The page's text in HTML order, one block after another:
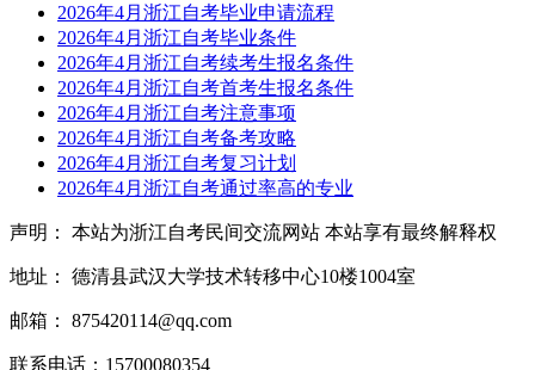
2026年4月浙江自考毕业申请流程
2026年4月浙江自考毕业条件
2026年4月浙江自考续考生报名条件
2026年4月浙江自考首考生报名条件
2026年4月浙江自考注意事项
2026年4月浙江自考备考攻略
2026年4月浙江自考复习计划
2026年4月浙江自考通过率高的专业
声明： 本站为浙江自考民间交流网站 本站享有最终解释权
地址： 德清县武汉大学技术转移中心10楼1004室
邮箱： 875420114@qq.com
联系电话：15700080354